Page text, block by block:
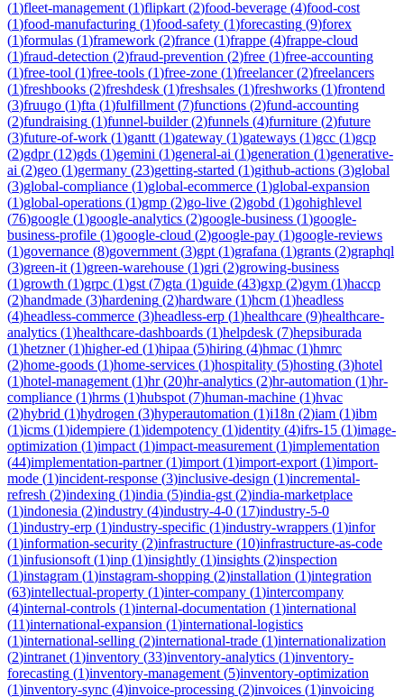
(1)fleet-management (1)flipkart (2)food-beverage (4)food-cost
(1)food-manufacturing (1)food-safety (1)forecasting (9)forex
(1)formulas (1)framework (2)france (1)frappe (4)frappe-cloud
(1)fraud-detection (2)fraud-prevention (2)free (1)free-accounting
(1)free-tool (1)free-tools (1)free-zone (1)freelancer(2)freelancers
(1)freshbooks (2)freshdesk (1)freshsales (1)freshworks (1)frontend
(3)fruugo (1)fta (1)fulfillment (7)functions (2)fund-accounting
(2)fundraising (1)funnel-builder(2)funnels (4)furniture (2)future
(3)future-of-work (1)gantt (1)gateway (1)gateways (1)gcc (1)gcp
(2)gdpr(12)gds (1)gemini (1)general-ai (1)generation (1)generative-
ai (2)geo (1)germany (23)getting-started (1)github-actions (3)global
(3)global-compliance (1)global-ecommerce (1)global-expansion
(1)global-operations (1)gmp (2)go-live (2)gobd (1)gohighlevel
(76)google (1)google-analytics (2)google-business (1)google-
business-profile (1)google-cloud (2)google-pay (1)google-reviews
(1)governance (8)government (3)gpt (1)grafana (1)grants (2)graphql
(3)green-it (1)green-warehouse (1)gri (2)growing-business
(1)growth (1)grpc (1)gst (7)gta (1)guide (43)gxp (2)gym (1)haccp
(2)handmade (3)hardening (2)hardware (1)hcm (1)headless
(4)headless-commerce (3)headless-erp (1)healthcare (9)healthcare-
analytics (1)healthcare-dashboards (1)helpdesk (7)hepsiburada
(1)hetzner(1)higher-ed (1)hipaa (5)hiring (4)hmac (1)hmrc
(2)home-goods (1)home-services (1)hospitality (5)hosting (3)hotel
(1)hotel-management (1)hr(20)hr-analytics (2)hr-automation (1)hr-
compliance (1)hrms (1)hubspot (7)human-machine (1)hvac
(2)hybrid (1)hydrogen (3)hyperautomation (1)i18n (2)iam (1)ibm
(1)icms (1)idempiere (1)idempotency (1)identity (4)ifrs-15 (1)image-
optimization (1)impact (1)impact-measurement (1)implementation
(44)implementation-partner(1)import (1)import-export (1)import-
mode (1)incident-response (3)inclusive-design (1)incremental-
refresh (2)indexing (1)india (5)india-gst (2)india-marketplace
(1)indonesia (2)industry (4)industry-4-0 (17)industry-5-0
(1)industry-erp (1)industry-specific (1)industry-wrappers (1)infor
(1)information-security (2)infrastructure (10)infrastructure-as-code
(1)infusionsoft (1)inp (1)insightly (1)insights (2)inspection
(1)instagram (1)instagram-shopping (2)installation (1)integration
(63)intellectual-property (1)inter-company (1)intercompany
(4)internal-controls (1)internal-documentation (1)international
(11)international-expansion (1)international-logistics
(1)international-selling (2)international-trade (1)internationalization
(2)intranet (1)inventory (33)inventory-analytics (1)inventory-
forecasting (1)inventory-management (5)inventory-optimization
(1)inventory-sync (4)invoice-processing (2)invoices (1)invoicing